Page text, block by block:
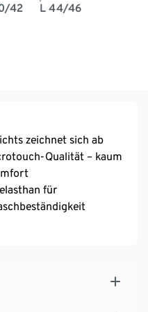
42 L 44/46
zeichnet sich ab
Qualität – kaum
für